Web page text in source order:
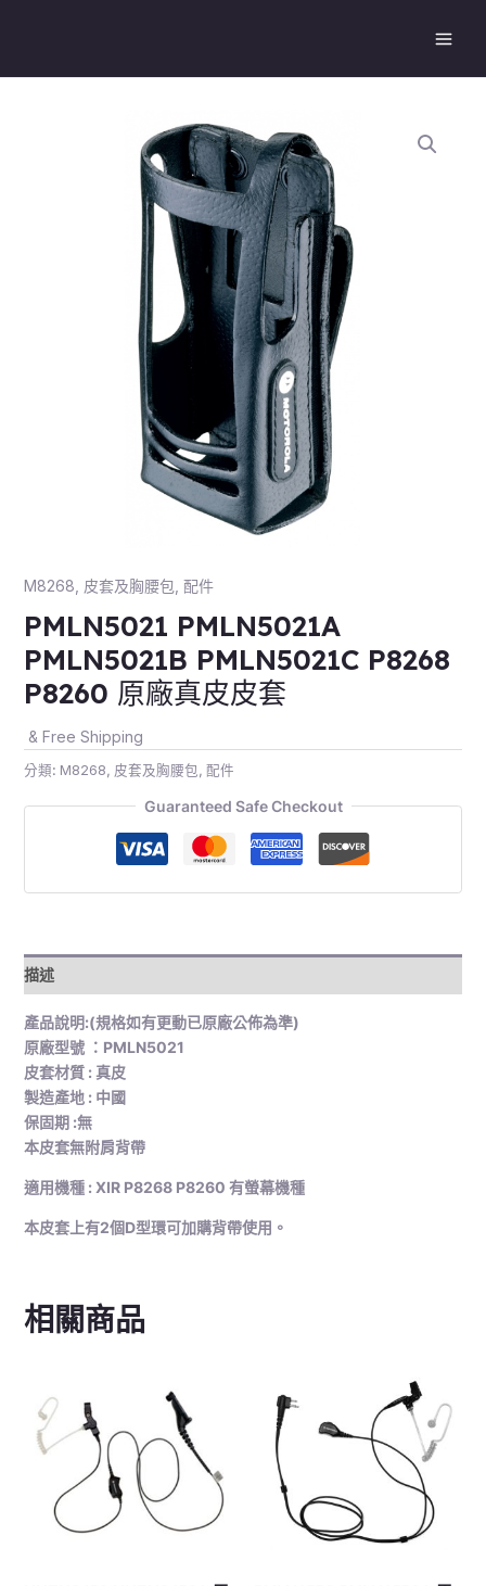
M8268, 皮套及胸腰包, 配件
PMLN5021 PMLN5021A
PMLN5021B PMLN5021C P8268
P8260 原廠真皮皮套
& Free Shipping
分類: M8268 , 皮套及胸腰包 , 配件
Guaranteed Safe Checkout
描述
產品說明:(規格如有更動已原廠公佈為準)
原廠型號 ：PMLN5021
皮套材質 : 真皮
製造產地 : 中國
保固期 :無
本皮套無附肩背帶
適用機種 : XIR P8268 P8260 有螢幕機種
本皮套上有2個D型環可加購背帶使用。
相關商品